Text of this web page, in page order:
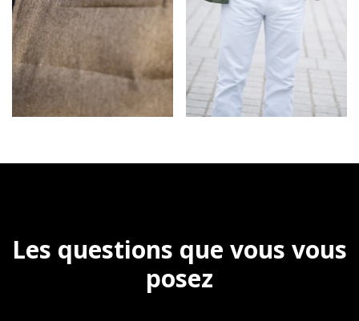
Les questions que vous vous
posez